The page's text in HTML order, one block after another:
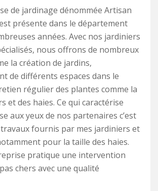
de jardinage dénommée Artisan
présente dans le département
années. Avec nos jardiniers
nous offrons de nombreux
la création de jardins,
de différents espaces dans le
régulier des plantes comme la
et des haies. Ce qui caractérise
aux yeux de nos partenaires c’est
fournis par mes jardiniers et
pour la taille des haies.
pratique une intervention
chers avec une qualité